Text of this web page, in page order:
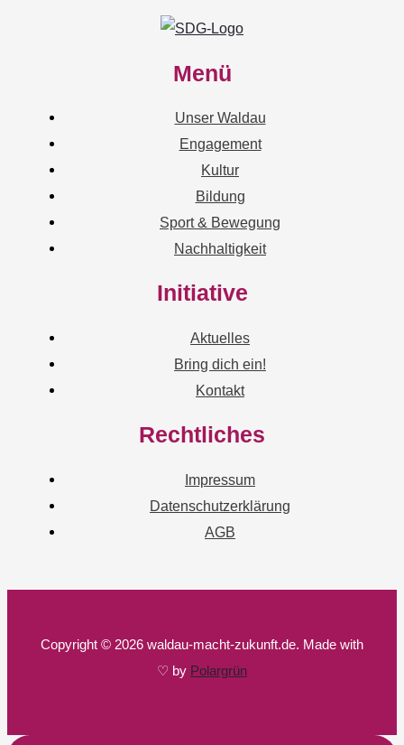
Menü
Unser Waldau
Engagement
Kultur
Bildung
Sport & Bewegung
Nachhaltigkeit
Initiative
Aktuelles
Bring dich ein!
Kontakt
Rechtliches
Impressum
Datenschutzerklärung
AGB
Copyright © 2026 waldau-macht-zukunft.de. Made with
♡ by Polargrün